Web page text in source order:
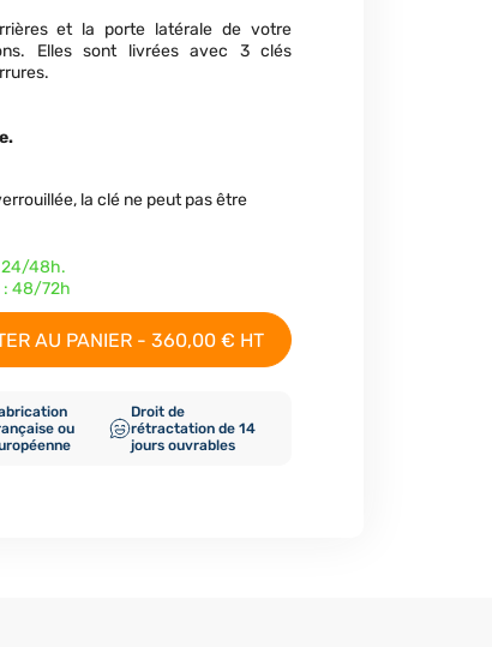
et la porte latérale de votre
Elles sont livrées avec 3 clés
la clé ne peut pas être
24/48h.
: 48/72h
AU PANIER - 360,00 € HT
ou
Droit de
rétractation de 14
jours ouvrables